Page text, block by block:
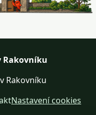
Rakovníku
Rakovníku
Nastavení cookies